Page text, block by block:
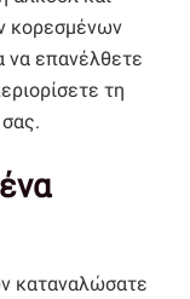
κορεσμένων
να επανέλθετε
τη
καταναλώσατε